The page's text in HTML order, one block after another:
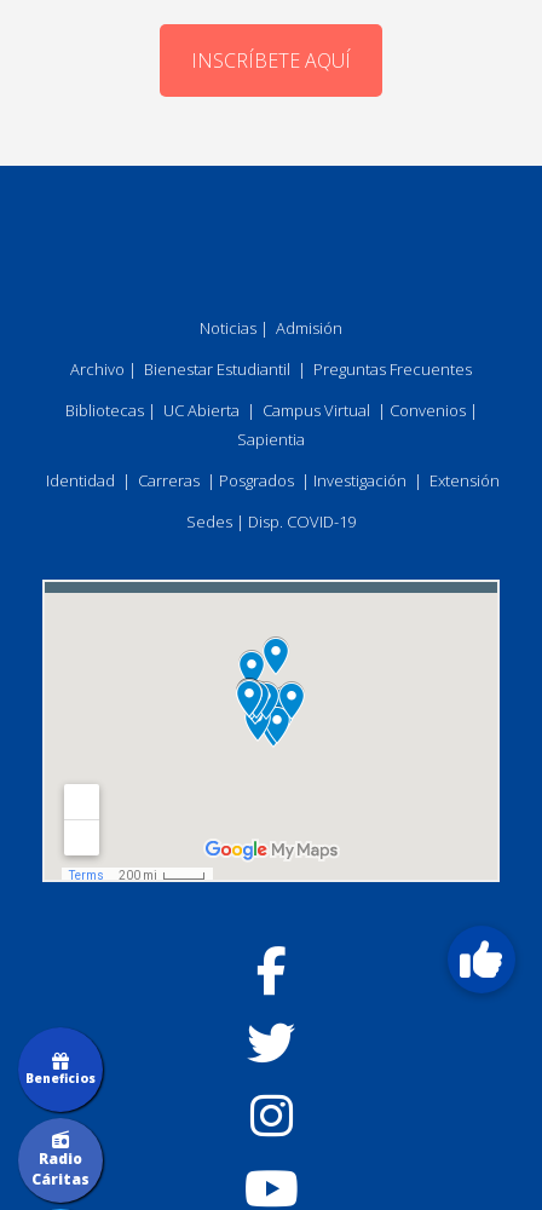
INSCRÍBETE AQUÍ
Noticias | Admisión
Archivo | Bienestar Estudiantil | Preguntas Frecuentes
Bibliotecas| UC Abierta | Campus Virtual | Convenios|
Sapientia
Identidad | Carreras | Posgrados | Investigación | Extensión
Sedes | Disp. COVID-19
Radio
Cáritas
Beneficios